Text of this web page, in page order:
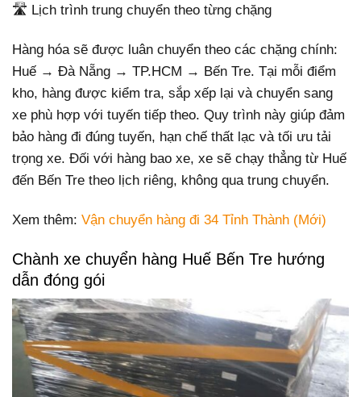
🛣️ Lịch trình trung chuyển theo từng chặng
Hàng hóa sẽ được luân chuyển theo các chặng chính:
Huế → Đà Nẵng → TP.HCM → Bến Tre. Tại mỗi điểm
kho, hàng được kiểm tra, sắp xếp lại và chuyển sang
xe phù hợp với tuyến tiếp theo. Quy trình này giúp đảm
bảo hàng đi đúng tuyến, hạn chế thất lạc và tối ưu tải
trọng xe. Đối với hàng bao xe, xe sẽ chạy thẳng từ Huế
đến Bến Tre theo lịch riêng, không qua trung chuyển.
Xem thêm: Vận chuyển hàng đi 34 Tỉnh Thành (Mới)
Chành xe chuyển hàng Huế Bến Tre hướng
dẫn đóng gói